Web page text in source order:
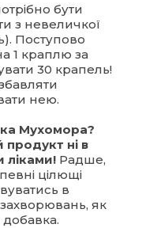
бути
з невеличкої
Поступово
1 краплю за
30 крапель!
нею.
Мухомора?
ні в
ліками! Радше,
цілющі
в
захворювань, як